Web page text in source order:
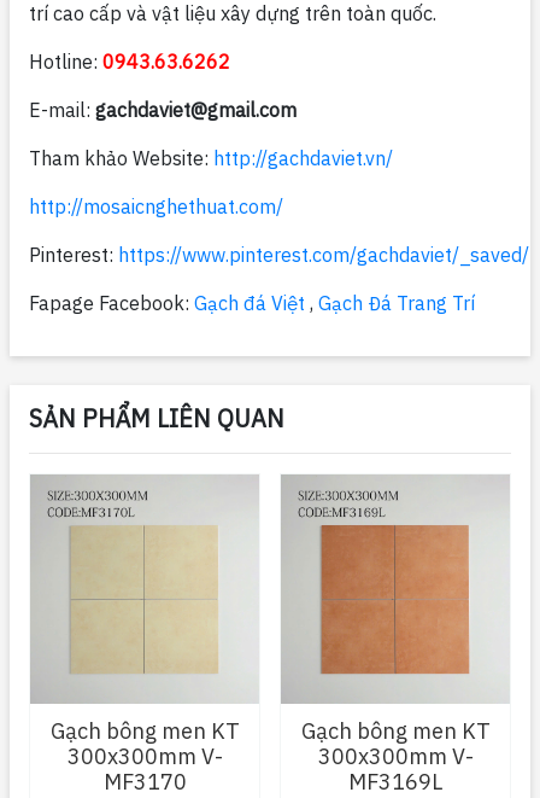
trí cao cấp và vật liệu xây dựng trên toàn quốc.
Hotline: 0943.63.6262
E-mail: gachdaviet@gmail.com
Tham khảo Website: http://gachdaviet.vn/
http://mosaicnghethuat.com/
Pinterest: https://www.pinterest.com/gachdaviet/_saved/
Fapage Facebook: Gạch đá Việt , Gạch Đá Trang Trí
SẢN PHẨM LIÊN QUAN
Gạch bông men KT
300x300mm V-
MF3170
Gạch bông men KT
300x300mm V-
MF3169L